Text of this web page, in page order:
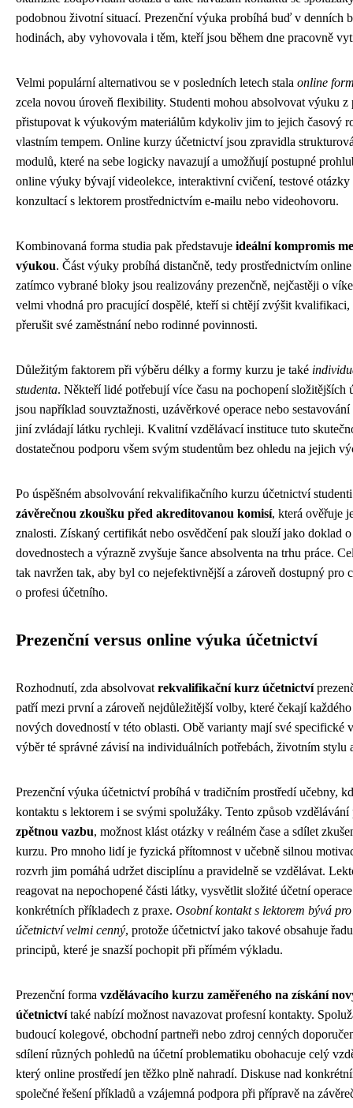
podobnou životní situací. Prezenční výuka probíhá buď v denních
hodinách, aby vyhovovala i těm, kteří jsou během dne pracovně
Velmi populární alternativou se v posledních letech stala online
zcela novou úroveň flexibility. Studenti mohou absolvovat výuku z
přistupovat k výukovým materiálům kdykoliv jim to jejich časový
vlastním tempem. Online kurzy účetnictví jsou zpravidla
modulů, které na sebe logicky navazují a umožňují postupné
online výuky bývají videolekce, interaktivní cvičení, testové otázky
konzultací s lektorem prostřednictvím e-mailu nebo videohovoru.
Kombinovaná forma studia pak představuje ideální kompromis
výukou. Část výuky probíhá distančně, tedy prostřednictvím
zatímco vybrané bloky jsou realizovány prezenčně, nejčastěji o
velmi vhodná pro pracující dospělé, kteří si chtějí zvýšit
přerušit své zaměstnání nebo rodinné povinnosti.
Důležitým faktorem při výběru délky a formy kurzu je také
studenta. Někteří lidé potřebují více času na pochopení složitějších
jsou například souvztažnosti, uzávěrkové operace nebo
jiní zvládají látku rychleji. Kvalitní vzdělávací instituce tuto
dostatečnou podporu všem svým studentům bez ohledu na jejich
Po úspěšném absolvování rekvalifikačního kurzu účetnictví
závěrečnou zkoušku před akreditovanou komisí, která ověřuje
znalosti. Získaný certifikát nebo osvědčení pak slouží jako doklad
dovednostech a výrazně zvyšuje šance absolventa na trhu práce.
tak navržen tak, aby byl co nejefektivnější a zároveň dostupný pro
o profesi účetního.
Prezenční versus online výuka účetnictví
Rozhodnutí, zda absolvovat rekvalifikační kurz účetnictví
patří mezi první a zároveň nejdůležitější volby, které čekají
nových dovedností v této oblasti. Obě varianty mají své specifické
výběr té správné závisí na individuálních potřebách, životním stylu
Prezenční výuka účetnictví probíhá v tradičním prostředí učebny,
kontaktu s lektorem i se svými spolužáky. Tento způsob
zpětnou vazbu, možnost klást otázky v reálném čase a sdílet
kurzu. Pro mnoho lidí je fyzická přítomnost v učebně silnou
rozvrh jim pomáhá udržet disciplínu a pravidelně se vzdělávat.
reagovat na nepochopené části látky, vysvětlit složité účetní
konkrétních příkladech z praxe. Osobní kontakt s lektorem bývá
účetnictví velmi cenný, protože účetnictví jako takové obsahuje
principů, které je snazší pochopit při přímém výkladu.
Prezenční forma vzdělávacího kurzu zaměřeného na získání
účetnictvítaké nabízí možnost navazovat profesní kontakty.
budoucí kolegové, obchodní partneři nebo zdroj cenných
sdílení různých pohledů na účetní problematiku obohacuje celý
který online prostředí jen těžko plně nahradí. Diskuse nad
společné řešení příkladů a vzájemná podpora při přípravě na